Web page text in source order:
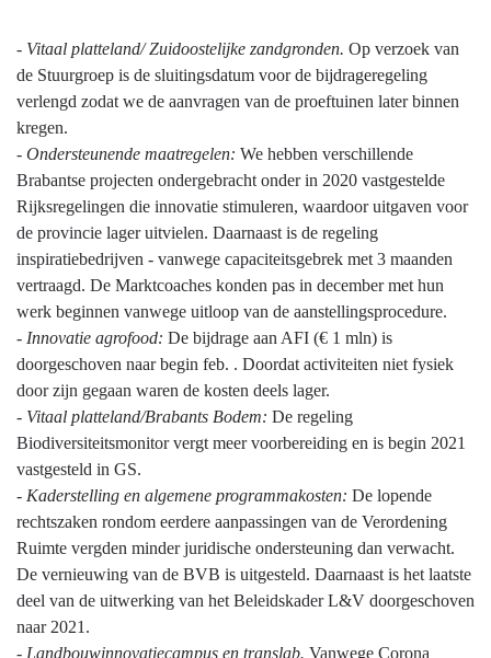
- Vitaal platteland/ Zuidoostelijke zandgronden. Op verzoek van
de Stuurgroep is de sluitingsdatum voor de bijdrageregeling
verlengd zodat we de aanvragen van de proeftuinen later binnen
kregen.
- Ondersteunende maatregelen: We hebben verschillende
Brabantse projecten ondergebracht onder in 2020 vastgestelde
Rijksregelingen die innovatie stimuleren, waardoor uitgaven voor
de provincie lager uitvielen. Daarnaast is de regeling
inspiratiebedrijven - vanwege capaciteitsgebrek met 3 maanden
vertraagd. De Marktcoaches konden pas in december met hun
werk beginnen vanwege uitloop van de aanstellingsprocedure.
- Innovatie agrofood: De bijdrage aan AFI (€ 1 mln) is
doorgeschoven naar begin feb. . Doordat activiteiten niet fysiek
door zijn gegaan waren de kosten deels lager.
- Vitaal platteland/Brabants Bodem: De regeling
Biodiversiteitsmonitor vergt meer voorbereiding en is begin 2021
vastgesteld in GS.
- Kaderstelling en algemene programmakosten: De lopende
rechtszaken rondom eerdere aanpassingen van de Verordening
Ruimte vergden minder juridische ondersteuning dan verwacht.
De vernieuwing van de BVB is uitgesteld. Daarnaast is het laatste
deel van de uitwerking van het Beleidskader L&V doorgeschoven
naar 2021.
- Landbouwinnovatiecampus en translab. Vanwege Corona